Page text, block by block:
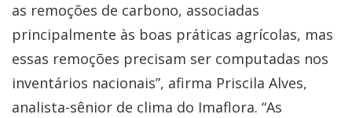
as remoções de carbono, associadas
principalmente às boas práticas agrícolas, mas
essas remoções precisam ser computadas nos
inventários nacionais”, afirma Priscila Alves,
analista-sênior de clima do Imaflora. “As